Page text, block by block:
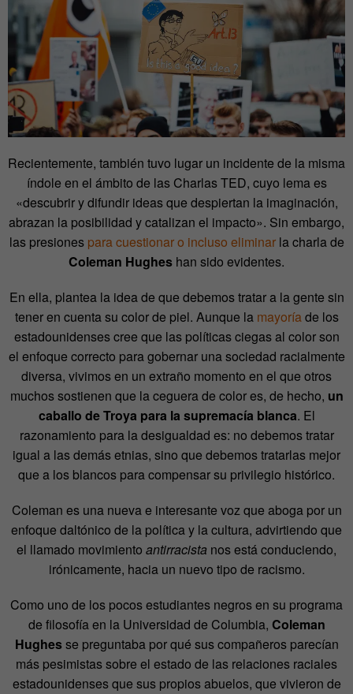
Recientemente, también tuvo lugar un incidente de la misma
índole en el ámbito de las Charlas TED, cuyo lema es
«descubrir y difundir ideas que despiertan la imaginación,
abrazan la posibilidad y catalizan el impacto». Sin embargo,
las presiones para cuestionar o incluso eliminarla charla de
Coleman Hughes han sido evidentes.
En ella, plantea la idea de que debemos tratar a la gente sin
tener en cuenta su color de piel. Aunque la mayoría de los
estadounidenses cree que las políticas ciegas al color son
el enfoque correcto para gobernar una sociedad racialmente
diversa, vivimos en un extraño momento en el que otros
muchos sostienen que la ceguera de color es, de hecho, un
caballo de Troya para la supremacía blanca. El
razonamiento para la desigualdad es: no debemos tratar
igual a las demás etnias, sino que debemos tratarlas mejor
que a los blancos para compensar su privilegio histórico.
Coleman es una nueva e interesante voz que aboga por un
enfoque daltónico de la política y la cultura, advirtiendo que
el llamado movimiento antirracista nos está conduciendo,
irónicamente, hacia un nuevo tipo de racismo.
Como uno de los pocos estudiantes negros en su programa
de filosofía en la Universidad de Columbia, Coleman
Hughesse preguntaba por qué sus compañeros parecían
más pesimistas sobre el estado de las relaciones raciales
estadounidenses que sus propios abuelos, que vivieron de